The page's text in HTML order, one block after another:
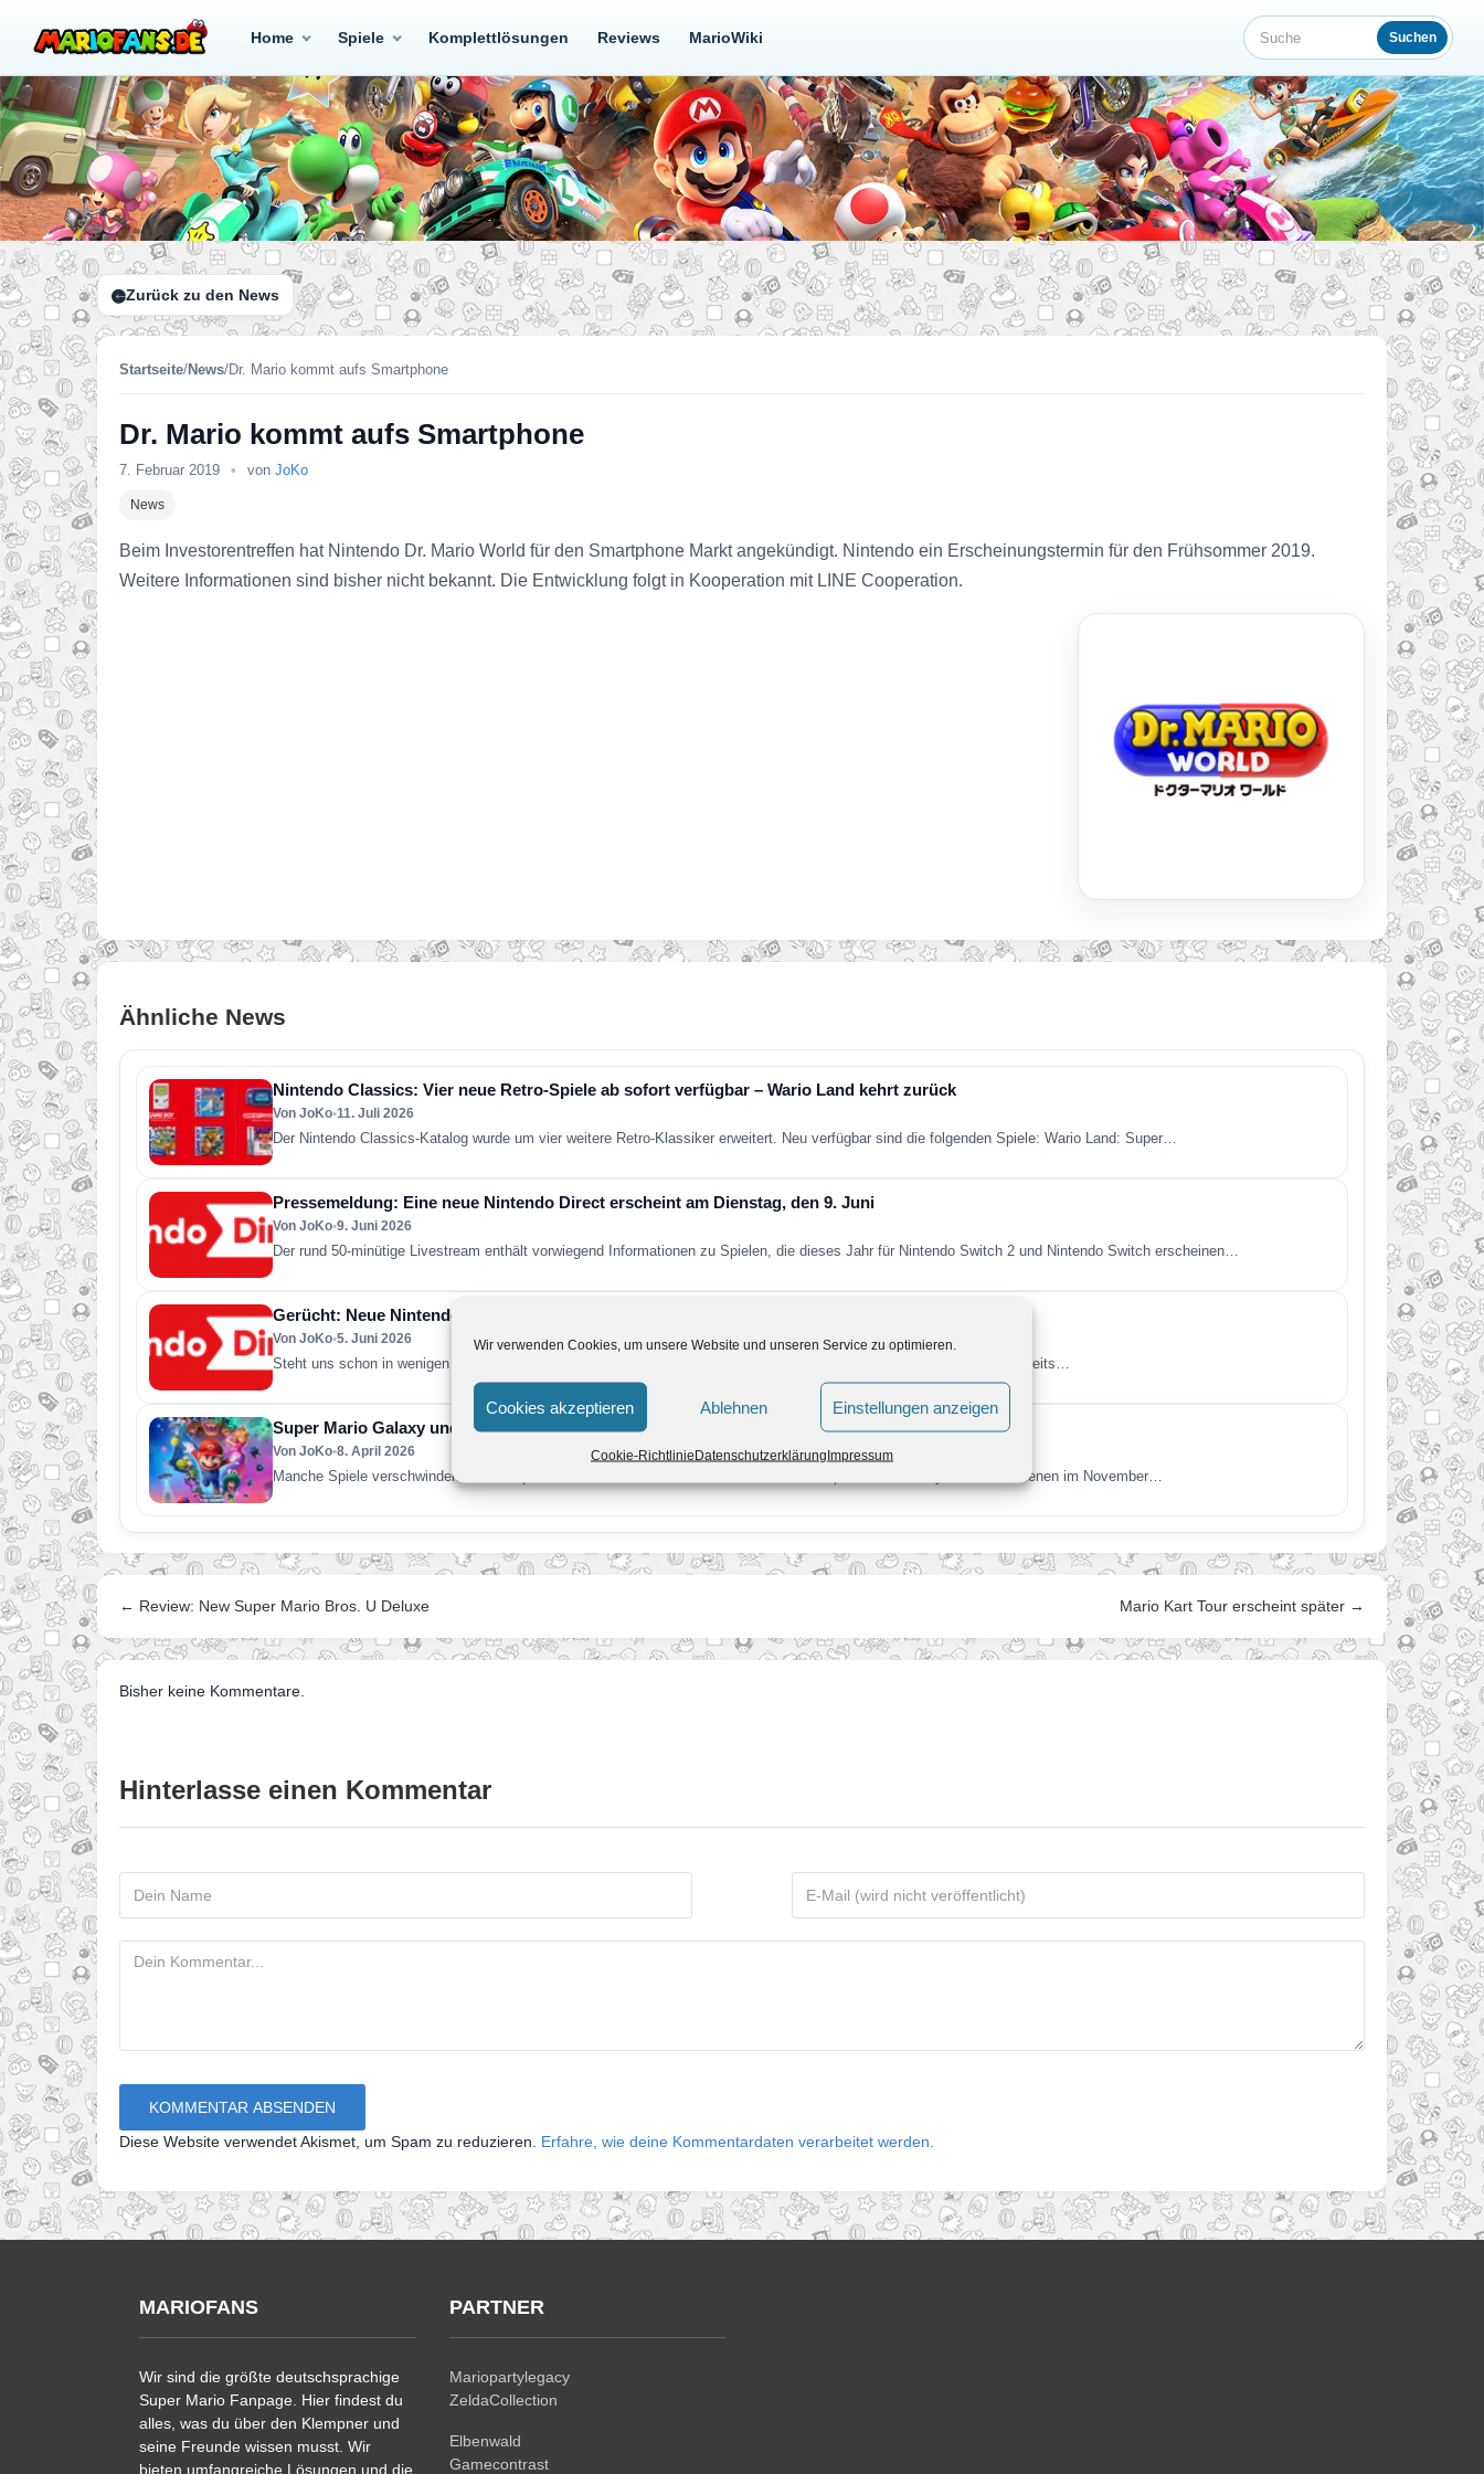
Wir verwenden Cookies, um unsere Website und unseren Service zu optimieren.
Cookies akzeptieren Ablehnen Einstellungen anzeigen
Cookie-RichtlinieDatenschutzerklärungImpressum
Home Spiele Komplettlösungen Reviews MarioWiki Suche Suchen
Zurück zu den News
Startseite/News/Dr. Mario kommt aufs Smartphone
Dr. Mario kommt aufs Smartphone
7. Februar 2019 • von JoKo
News
Beim Investorentreffen hat Nintendo Dr. Mario World für den Smartphone Markt angekündigt. Nintendo ein Erscheinungstermin für den Frühsommer 2019.
Weitere Informationen sind bisher nicht bekannt. Die Entwicklung folgt in Kooperation mit LINE Cooperation.
Ähnliche News
Nintendo Classics: Vier neue Retro-Spiele ab sofort verfügbar – Wario Land kehrt zurück
Von JoKo•11. Juli 2026
Der Nintendo Classics-Katalog wurde um vier weitere Retro-Klassiker erweitert. Neu verfügbar sind die folgenden Spiele: Wario Land: Super…
Pressemeldung: Eine neue Nintendo Direct erscheint am Dienstag, den 9. Juni
Von JoKo•9. Juni 2026
Der rund 50-minütige Livestream enthält vorwiegend Informationen zu Spielen, die dieses Jahr für Nintendo Switch 2 und Nintendo Switch erscheinen…
Gerücht: Neue Nintendo Direct findet im Juni 2026 statt
Von JoKo•5. Juni 2026
Steht uns schon in wenigen Tagen die nächste große Nintendo Direct bevor? Laut aktuellen Berichten soll Nintendo bereits…
Super Mario Galaxy und was Fans in den nächsten Jahren erwartet
Von JoKo•8. April 2026
Manche Spiele verschwinden nach ein paar Jahren aus dem kollektiven Gedächtnis. Super Mario Galaxy nicht. Erschienen im November…
← Review: New Super Mario Bros. U Deluxe Mario Kart Tour erscheint später →
Bisher keine Kommentare.
Hinterlasse einen Kommentar
Diese Website verwendet Akismet, um Spam zu reduzieren. Erfahre, wie deine Kommentardaten verarbeitet werden.
MARIOFANS
Wir sind die größte deutschsprachige
Super Mario Fanpage. Hier findest du
alles, was du über den Klempner und
seine Freunde wissen musst. Wir
bieten umfangreiche Lösungen und die
PARTNER
Mariopartylegacy
ZeldaCollection
Elbenwald
Gamecontrast